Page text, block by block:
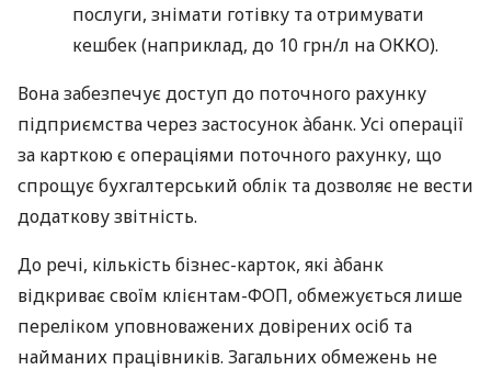
послуги, знімати готівку та отримувати
кешбек (наприклад, до 10 грн/л на ОККО).
Вона забезпечує доступ до поточного рахунку
підприємства через застосунок àбанк. Усі операції
за карткою є операціями поточного рахунку, що
спрощує бухгалтерський облік та дозволяє не вести
додаткову звітність.
До речі, кількість бізнес-карток, які àбанк
відкриває своїм клієнтам-ФОП, обмежується лише
переліком уповноважених довірених осіб та
найманих працівників. Загальних обмежень не